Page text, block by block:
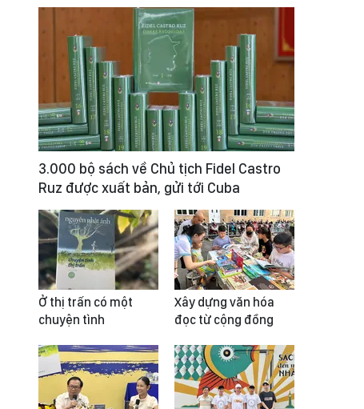
3.000 bộ sách về Chủ tịch Fidel Castro
Ruz được xuất bản, gửi tới Cuba
Ở thị trấn có một
chuyện tình
Xây dựng văn hóa
đọc từ cộng đồng